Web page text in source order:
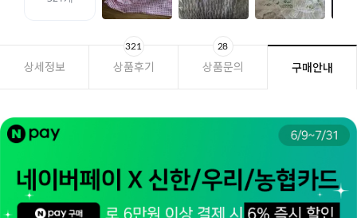
상세정보 상품후기
321
상품문의
28
구매안내